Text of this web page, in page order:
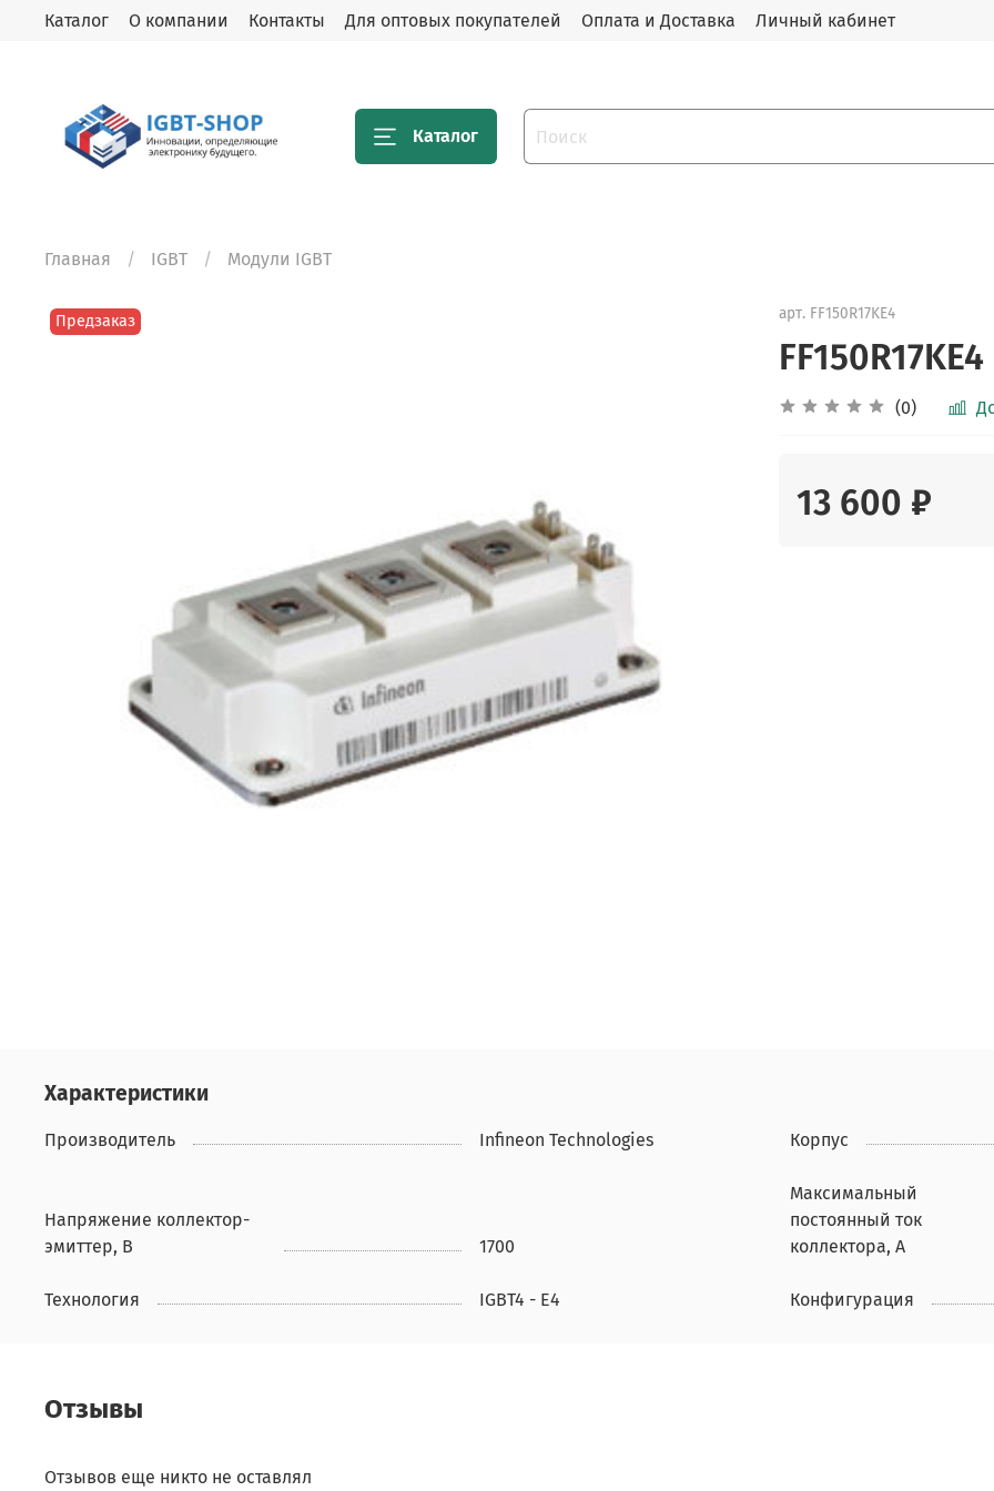
Каталог О компании Контакты Для оптовых покупателей Оплата и Доставка Личный кабинет
Каталог
Главная IGBT Модули IGBT
Предзаказ арт. FF150R17KE4
FF150R17KE4
(0)
13 600 ₽
Характеристики
Производитель Infineon Technologies Корпус
Напряжение коллектор-
эмиттер, В
1700
Максимальный
постоянный ток
коллектора, А
Технология IGBT4 - E4 Конфигурация
Отзывы
Отзывов еще никто не оставлял